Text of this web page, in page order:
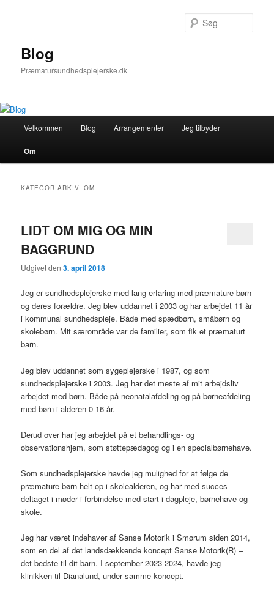
Blog
Præmatursundhedsplejerske.dk
Velkommen Blog Arrangementer Jeg tilbyder
Om
KATEGORIARKIV:OM
LIDT OM MIG OG MIN
BAGGRUND
Udgivet den3. april 2018
Jeg er sundhedsplejerske med lang erfaring med præmature børn
og deres forældre. Jeg blev uddannet i 2003 og har arbejdet 11 år
i kommunal sundhedspleje. Både med spædbørn, småbørn og
skolebørn. Mit særområde var de familier, som fik et præmaturt
barn.
Jeg blev uddannet som sygeplejerske i 1987, og som
sundhedsplejerske i 2003. Jeg har det meste af mit arbejdsliv
arbejdet med børn. Både på neonatalafdeling og på børneafdeling
med børn i alderen 0-16 år.
Derud over har jeg arbejdet på et behandlings- og
observationshjem, som støttepædagog og i en specialbørnehave.
Som sundhedsplejerske havde jeg mulighed for at følge de
præmature børn helt op i skolealderen, og har med succes
deltaget i møder i forbindelse med start i dagpleje, børnehave og
skole.
Jeg har været indehaver af Sanse Motorik i Smørum siden 2014,
som en del af det landsdækkende koncept Sanse Motorik(R) –
det bedste til dit barn. I september 2023-2024, havde jeg
klinikken til Dianalund, under samme koncept.